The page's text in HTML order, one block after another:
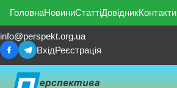
ГоловнаНовиниСтаттіДовідникКонтакти
info@perspekt.org.ua
ВхідРеєстрація